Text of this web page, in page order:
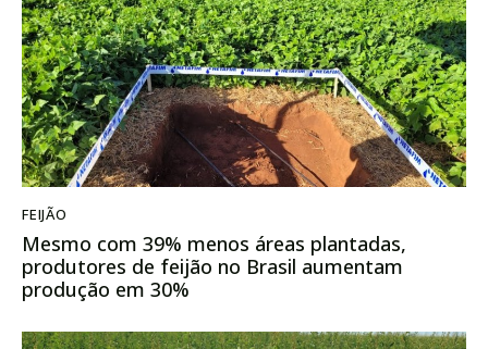
FEIJÃO
Mesmo com 39% menos áreas plantadas,
produtores de feijão no Brasil aumentam
produção em 30%